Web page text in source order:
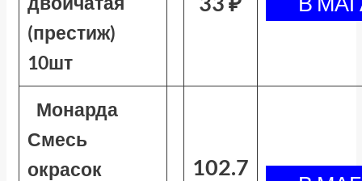
(престиж)
10шт
Монарда
Смесь
окрасок
102.7